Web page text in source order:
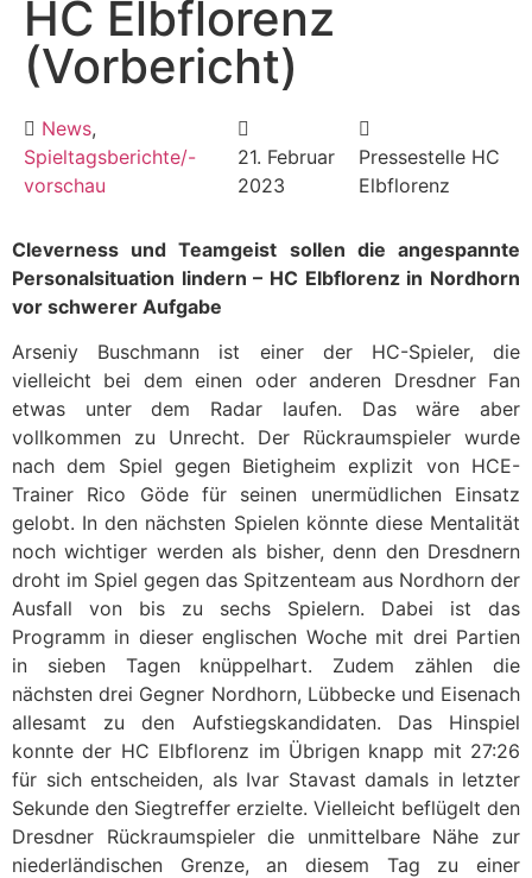
HC Elbflorenz
(Vorbericht)
News,
Spieltagsberichte/-
vorschau
21. Februar
2023
Pressestelle HC
Elbflorenz
Cleverness und Teamgeist sollen die angespannte
Personalsituation lindern – HC Elbflorenz in Nordhorn
vor schwerer Aufgabe
Arseniy Buschmann ist einer der HC-Spieler, die
vielleicht bei dem einen oder anderen Dresdner Fan
etwas unter dem Radar laufen. Das wäre aber
vollkommen zu Unrecht. Der Rückraumspieler wurde
nach dem Spiel gegen Bietigheim explizit von HCE-
Trainer Rico Göde für seinen unermüdlichen Einsatz
gelobt. In den nächsten Spielen könnte diese Mentalität
noch wichtiger werden als bisher, denn den Dresdnern
droht im Spiel gegen das Spitzenteam aus Nordhorn der
Ausfall von bis zu sechs Spielern. Dabei ist das
Programm in dieser englischen Woche mit drei Partien
in sieben Tagen knüppelhart. Zudem zählen die
nächsten drei Gegner Nordhorn, Lübbecke und Eisenach
allesamt zu den Aufstiegskandidaten. Das Hinspiel
konnte der HC Elbflorenz im Übrigen knapp mit 27:26
für sich entscheiden, als Ivar Stavast damals in letzter
Sekunde den Siegtreffer erzielte. Vielleicht beflügelt den
Dresdner Rückraumspieler die unmittelbare Nähe zur
niederländischen Grenze, an diesem Tag zu einer